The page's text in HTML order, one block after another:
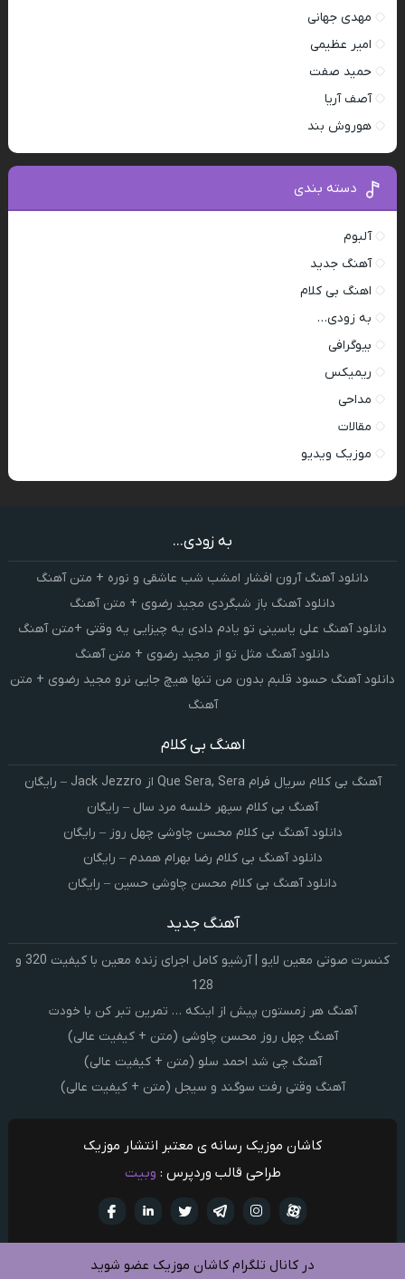
مهدی جهانی
امیر عظیمی
حمید صفت
آصف آریا
هوروش بند
دسته بندی
آلبوم
آهنگ جدید
اهنگ بی کلام
به زودی…
بیوگرافی
ریمیکس
مداحی
مقالات
موزیک ویدیو
به زودی...
دانلود آهنگ آرون افشار امشب شب عاشقی و نوره + متن آهنگ
دانلود آهنگ باز شبگردی مجید رضوی + متن آهنگ
دانلود آهنگ علی یاسینی تو یادم دادی یه چیزایی یه وقتی +متن آهنگ
دانلود آهنگ مثل تو از مجید رضوی + متن آهنگ
دانلود آهنگ حسود قلبم بدون من تنها هیچ جایی نرو مجید رضوی + متن
آهنگ
اهنگ بی کلام
آهنگ بی کلام سریال فرام Que Sera, Sera از Jack Jezzro – رایگان
آهنگ بی کلام سپهر خلسه مرد سال – رایگان
دانلود آهنگ بی کلام محسن چاوشی چهل روز – رایگان
دانلود آهنگ بی کلام رضا بهرام همدم – رایگان
دانلود آهنگ بی کلام محسن چاوشی حسین – رایگان
آهنگ جدید
کنسرت صوتی معین لایو | آرشیو کامل اجرای زنده معین با کیفیت 320 و
128
آهنگ هر زمستون پیش از اینکه … تمرین تبر کن با خودت
آهنگ چهل روز محسن چاوشی (متن + کیفیت عالی)
آهنگ چی شد احمد سلو (متن + کیفیت عالی)
آهنگ وقتی رفت سوگند و سیجل (متن + کیفیت عالی)
کاشان موزیک رسانه ی معتبر انتشار موزیک
طراحی قالب وردپرس : وبیت
تويتر تلگرام
اینستاگرام آپارات
در کانال تلگرام کاشان موزیک عضو شوید